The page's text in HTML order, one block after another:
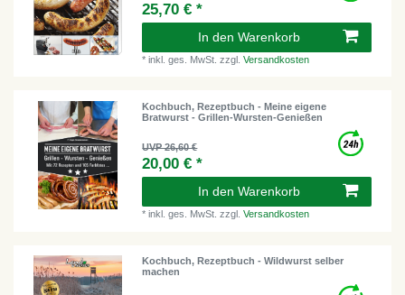
25,70 € *
In den Warenkorb
*inkl. ges. MwSt. zzgl.Versandkosten
Kochbuch, Rezeptbuch - Meine eigene
Bratwurst - Grillen-Wursten-Genießen
UVP 26,60 €
20,00 € *
In den Warenkorb
*inkl. ges. MwSt. zzgl.Versandkosten
Kochbuch, Rezeptbuch - Wildwurst selber
machen